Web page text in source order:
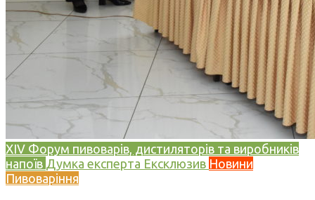
XIV Форум пивоварів, дистиляторів та виробників
напоїв Думка експерта Ексклюзив Новини
Пивоваріння